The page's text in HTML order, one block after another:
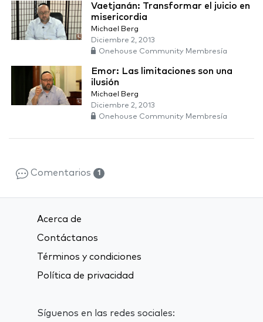
Vaetjanán: Transformar el juicio en
misericordia
Michael Berg
Diciembre 2, 2013
Onehouse Community Membresía
Emor: Las limitaciones son una
ilusión
Michael Berg
Diciembre 2, 2013
Onehouse Community Membresía
Comentarios 1
Acerca de
Contáctanos
Términos y condiciones
Política de privacidad
Síguenos en las redes sociales: